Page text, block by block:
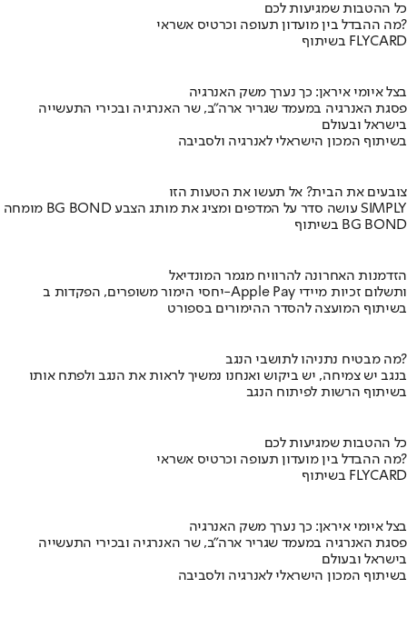
כל ההטבות שמגיעות לכם
מה ההבדל בין מועדון תעופה וכרטיס אשראי?
בשיתוף FLYCARD
בצל איומי איראן: כך נערך משק האנרגיה
פסגת האנרגיה במעמד שגריר ארה"ב, שר האנרגיה ובכירי התעשייה
בישראל ובעולם
בשיתוף המכון הישראלי לאנרגיה ולסביבה
צובעים את הבית? אל תעשו את הטעות הזו
מומחה BG BOND עושה סדר על המדפים ומציג את מותג הצבע SIMPLY
בשיתוף BG BOND
הזדמנות האחרונה להרוויח מגמר המונדיאל
יחסי הימור משופרים, הפקדות ב-Apple Pay ותשלום זכיות מיידי
בשיתוף המועצה להסדר ההימורים בספורט
מה מבטיח נתניהו לתושבי הנגב?
בנגב יש צמיחה, יש ביקוש ואנחנו נמשיך לראות את הנגב ולפתח אותו
בשיתוף הרשות לפיתוח הנגב
כל ההטבות שמגיעות לכם
מה ההבדל בין מועדון תעופה וכרטיס אשראי?
בשיתוף FLYCARD
בצל איומי איראן: כך נערך משק האנרגיה
פסגת האנרגיה במעמד שגריר ארה"ב, שר האנרגיה ובכירי התעשייה
בישראל ובעולם
בשיתוף המכון הישראלי לאנרגיה ולסביבה